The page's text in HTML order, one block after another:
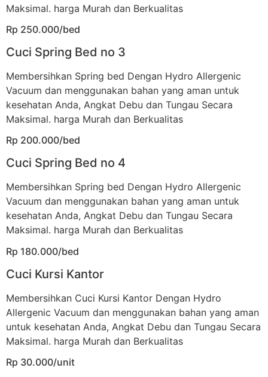
Maksimal. harga Murah dan Berkualitas
Rp 250.000/bed
Cuci Spring Bed no 3
Membersihkan Spring bed Dengan Hydro Allergenic
Vacuum dan menggunakan bahan yang aman untuk
kesehatan Anda, Angkat Debu dan Tungau Secara
Maksimal. harga Murah dan Berkualitas
Rp 200.000/bed
Cuci Spring Bed no 4
Membersihkan Spring bed Dengan Hydro Allergenic
Vacuum dan menggunakan bahan yang aman untuk
kesehatan Anda, Angkat Debu dan Tungau Secara
Maksimal. harga Murah dan Berkualitas
Rp 180.000/bed
Cuci Kursi Kantor
Membersihkan Cuci Kursi Kantor Dengan Hydro
Allergenic Vacuum dan menggunakan bahan yang aman
untuk kesehatan Anda, Angkat Debu dan Tungau Secara
Maksimal. harga Murah dan Berkualitas
Rp 30.000/unit